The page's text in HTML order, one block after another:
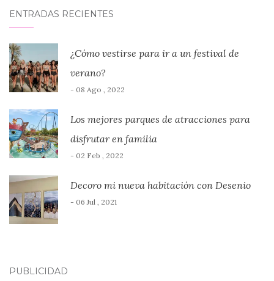
ENTRADAS RECIENTES
¿Cómo vestirse para ir a un festival de
verano?
- 08 Ago , 2022
Los mejores parques de atracciones para
disfrutar en familia
- 02 Feb , 2022
Decoro mi nueva habitación con Desenio
- 06 Jul , 2021
PUBLICIDAD